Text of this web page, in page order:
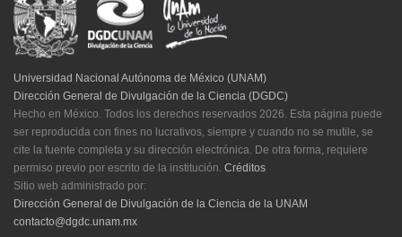
Universidad Nacional Autónoma de México (UNAM)
Dirección General de Divulgación de la Ciencia (DGDC)
Hecho en México. Todos los derechos reservados 2026. Esta página puede
ser reproducida con fines no lucrativos, siempre y cuando no se mutile, se
cite la fuente completa y su dirección electrónica. De otra forma, requiere
permiso previo por escrito de la institución. Créditos
Sitio web administrado por:
Dirección General de Divulgación de la Ciencia de la UNAM
contacto@dgdc.unam.mx